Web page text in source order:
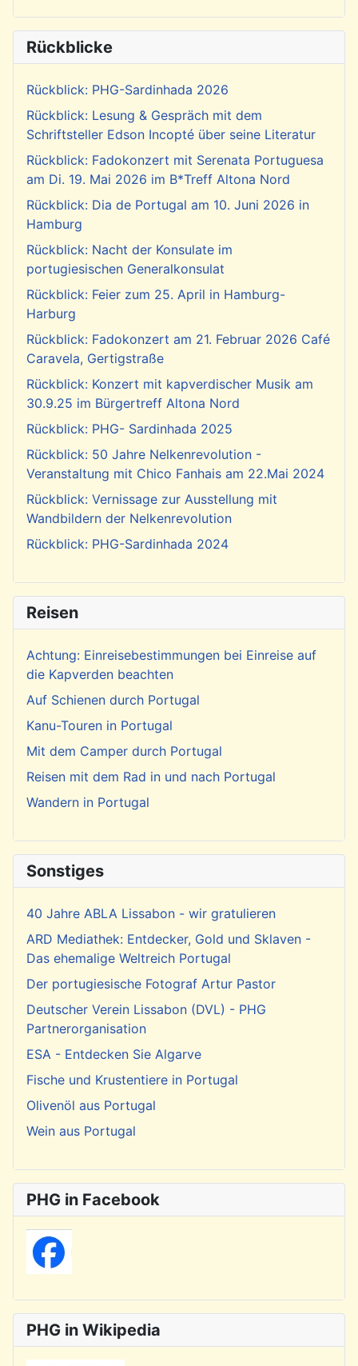
Rückblicke
Rückblick: PHG-Sardinhada 2026
Rückblick: Lesung & Gespräch mit dem
Schriftsteller Edson Incopté über seine Literatur
Rückblick: Fadokonzert mit Serenata Portuguesa
am Di. 19. Mai 2026 im B*Treff Altona Nord
Rückblick: Dia de Portugal am 10. Juni 2026 in
Hamburg
Rückblick: Nacht der Konsulate im
portugiesischen Generalkonsulat
Rückblick: Feier zum 25. April in Hamburg-
Harburg
Rückblick: Fadokonzert am 21. Februar 2026 Café
Caravela, Gertigstraße
Rückblick: Konzert mit kapverdischer Musik am
30.9.25 im Bürgertreff Altona Nord
Rückblick: PHG- Sardinhada 2025
Rückblick: 50 Jahre Nelkenrevolution -
Veranstaltung mit Chico Fanhais am 22.Mai 2024
Rückblick: Vernissage zur Ausstellung mit
Wandbildern der Nelkenrevolution
Rückblick: PHG-Sardinhada 2024
Reisen
Achtung: Einreisebestimmungen bei Einreise auf
die Kapverden beachten
Auf Schienen durch Portugal
Kanu-Touren in Portugal
Mit dem Camper durch Portugal
Reisen mit dem Rad in und nach Portugal
Wandern in Portugal
Sonstiges
40 Jahre ABLA Lissabon - wir gratulieren
ARD Mediathek: Entdecker, Gold und Sklaven -
Das ehemalige Weltreich Portugal
Der portugiesische Fotograf Artur Pastor
Deutscher Verein Lissabon (DVL) - PHG
Partnerorganisation
ESA - Entdecken Sie Algarve
Fische und Krustentiere in Portugal
Olivenöl aus Portugal
Wein aus Portugal
PHG in Facebook
PHG in Wikipedia